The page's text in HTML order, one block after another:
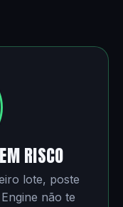
RISCO
lote, poste
não te